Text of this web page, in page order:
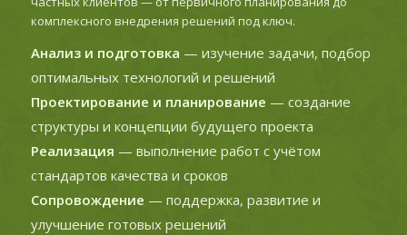
комплексного внедрения решений под ключ.
Анализ и подготовка — изучение задачи, подбор
оптимальных технологий и решений
Проектирование и планирование — создание
структуры и концепции будущего проекта
Реализация — выполнение работ с учётом
стандартов качества и сроков
Сопровождение — поддержка, развитие и
улучшение готовых решений